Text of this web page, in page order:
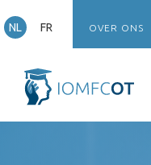
NL FR OVER ONS